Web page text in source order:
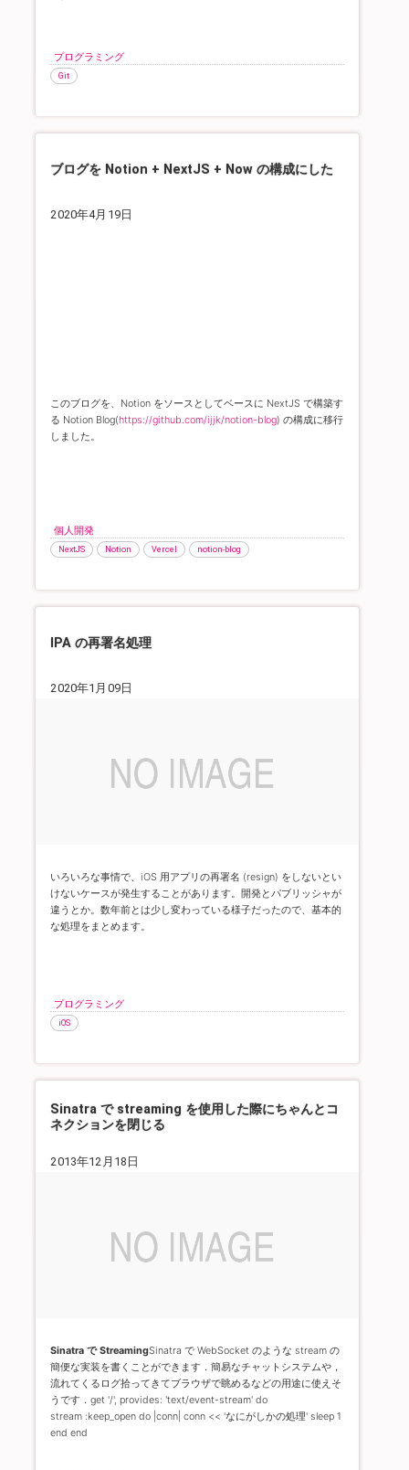
プログラミング
Git
ブログを Notion + NextJS + Now の構成にした
2020年4月19日
このブログを、Notion をソースとしてベースに NextJS で構築す
る Notion Blog(https://github.com/ijjk/notion-blog) の構成に移行
しました。
個人開発
NextJS Notion Vercel notion-blog
IPA の再署名処理
2020年1月09日
いろいろな事情で、iOS 用アプリの再署名 (resign) をしないとい
けないケースが発生することがあります。開発とパブリッシャが
違うとか。数年前とは少し変わっている様子だったので、基本的
な処理をまとめます。
プログラミング
iOS
Sinatra で streaming を使用した際にちゃんとコ
ネクションを閉じる
2013年12月18日
Sinatra で StreamingSinatra で WebSocket のような stream の
簡便な実装を書くことができます．簡易なチャットシステムや，
流れてくるログ拾ってきてブラウザで眺めるなどの用途に使えそ
うです．get '/', provides: 'text/event-stream' do
stream :keep_open do |conn| conn << 'なにがしかの処理' sleep 1
end end